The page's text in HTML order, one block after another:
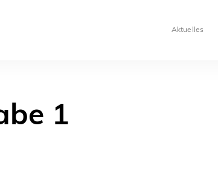
Aktuelles
1